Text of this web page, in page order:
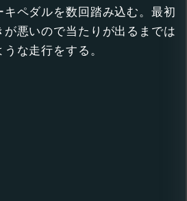
キペダルを数回踏み込む。最初
が悪いので当たりが出るまでは
な走行をする。